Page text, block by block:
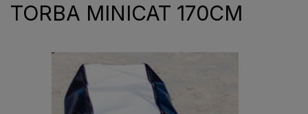
TORBA MINICAT 170CM